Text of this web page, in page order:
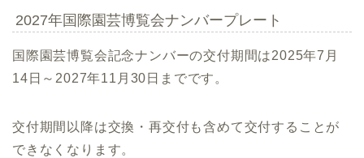
2027年国際園芸博覧会ナンバープレート
国際園芸博覧会記念ナンバーの交付期間は2025年7月
14日～2027年11月30日までです。
交付期間以降は交換・再交付も含めて交付することが
できなくなります。